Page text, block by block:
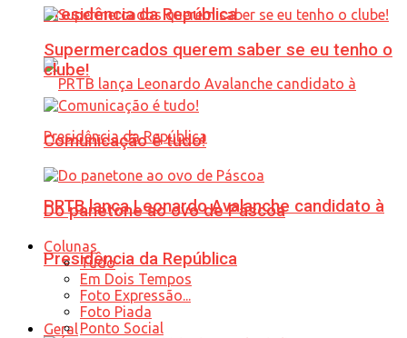
Presidência da República
PRTB lança Leonardo Avalanche candidato à
Presidência da República
Geral
Supermercados querem saber se eu tenho o
clube!
Comunicação é tudo!
Do panetone ao ovo de Páscoa
Colunas
Tudo
Em Dois Tempos
Foto Expressão...
Foto Piada
Ponto Social